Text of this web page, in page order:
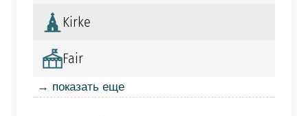
Kirke
Fair
→ показать еще